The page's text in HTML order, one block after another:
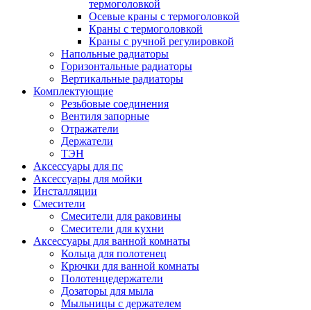
термоголовкой
Осевые краны с термоголовкой
Краны с термоголовкой
Краны с ручной регулировкой
Напольные радиаторы
Горизонтальные радиаторы
Вертикальные радиаторы
Комплектующие
Резьбовые соединения
Вентиля запорные
Отражатели
Держатели
ТЭН
Аксессуары для пс
Аксессуары для мойки
Инсталляции
Смесители
Смесители для раковины
Смесители для кухни
Аксессуары для ванной комнаты
Кольца для полотенец
Крючки для ванной комнаты
Полотенцедержатели
Дозаторы для мыла
Мыльницы с держателем